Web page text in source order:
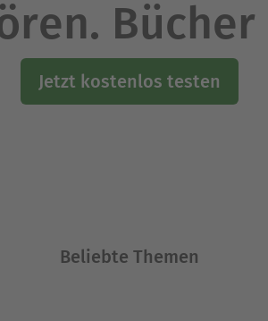
Jetzt kostenlos testen
Beliebte Themen